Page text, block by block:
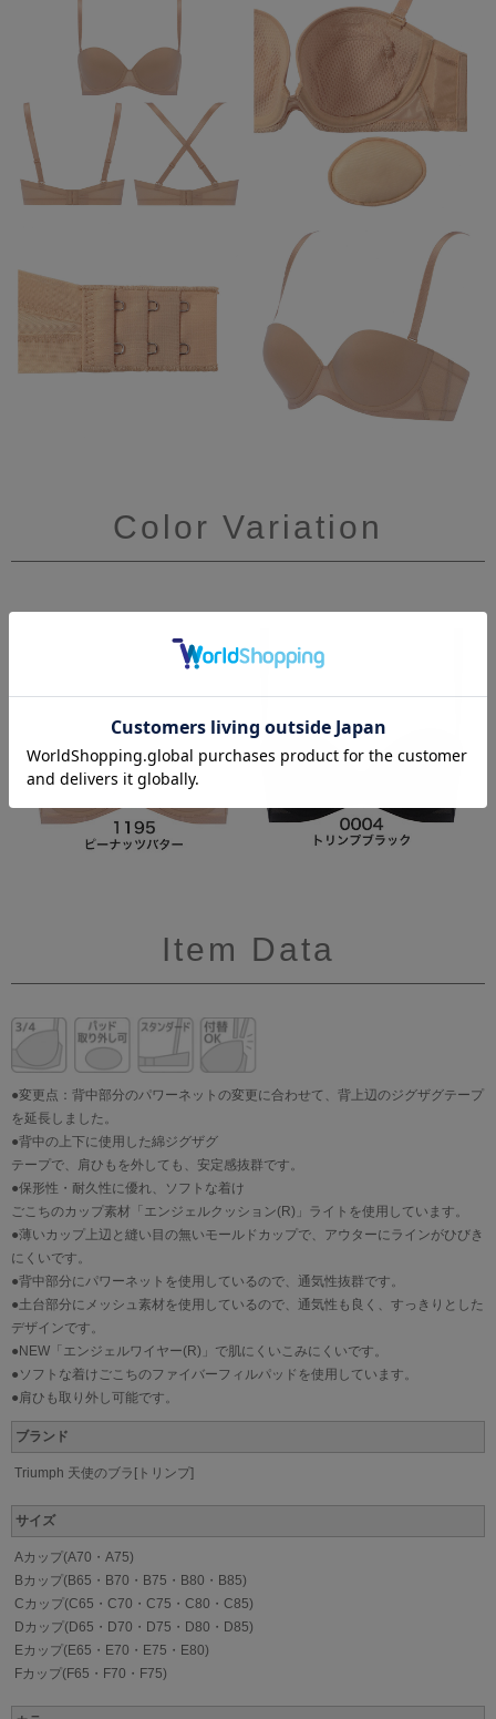
Color Variation
Item Data
●変更点：背中部分のパワーネットの変更に合わせて、背上辺のジグザグテープ
を延長しました。
●背中の上下に使用した綿ジグザグ
テープで、肩ひもを外しても、安定感抜群です。
●保形性・耐久性に優れ、ソフトな着け
ごこちのカップ素材「エンジェルクッション(R)」ライトを使用しています。
●薄いカップ上辺と縫い目の無いモールドカップで、アウターにラインがひびき
にくいです。
●背中部分にパワーネットを使用しているので、通気性抜群です。
●土台部分にメッシュ素材を使用しているので、通気性も良く、すっきりとした
デザインです。
●NEW「エンジェルワイヤー(R)」で肌にくいこみにくいです。
●ソフトな着けごこちのファイバーフィルパッドを使用しています。
●肩ひも取り外し可能です。
ブランド
Triumph 天使のブラ[トリンプ]
サイズ
Aカップ(A70・A75)
Bカップ(B65・B70・B75・B80・B85)
Cカップ(C65・C70・C75・C80・C85)
Dカップ(D65・D70・D75・D80・D85)
Eカップ(E65・E70・E75・E80)
Fカップ(F65・F70・F75)